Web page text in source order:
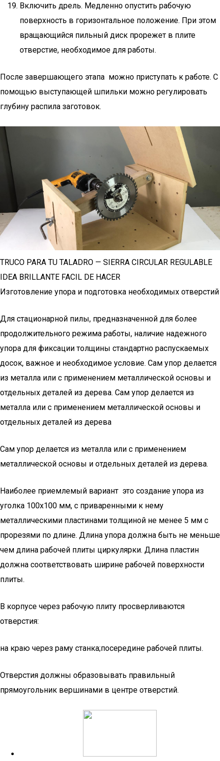
Включить дрель. Медленно опустить рабочую
поверхность в горизонтальное положение. При этом
вращающийся пильный диск прорежет в плите
отверстие, необходимое для работы.
После завершающего этапа можно приступать к работе. С
помощью выступающей шпильки можно регулировать
глубину распила заготовок.
TRUCO PARA TU TALADRO — SIERRA CIRCULAR REGULABLE
IDEA BRILLANTE FACIL DE HACER
Изготовление упора и подготовка необходимых отверстий
Для стационарной пилы, предназначенной для более
продолжительного режима работы, наличие надежного
упора для фиксации толщины стандартно распускаемых
досок, важное и необходимое условие. Сам упор делается
из металла или с применением металлической основы и
отдельных деталей из дерева. Сам упор делается из
металла или с применением металлической основы и
отдельных деталей из дерева
Сам упор делается из металла или с применением
металлической основы и отдельных деталей из дерева.
Наиболее приемлемый вариант это создание упора из
уголка 100х100 мм, с приваренными к нему
металлическими пластинами толщиной не менее 5 мм с
прорезями по длине. Длина упора должна быть не меньше
чем длина рабочей плиты циркулярки. Длина пластин
должна соответствовать ширине рабочей поверхности
плиты.
В корпусе через рабочую плиту просверливаются
отверстия:
на краю через раму станка;посередине рабочей плиты.
Отверстия должны образовывать правильный
прямоугольник вершинами в центре отверстий.